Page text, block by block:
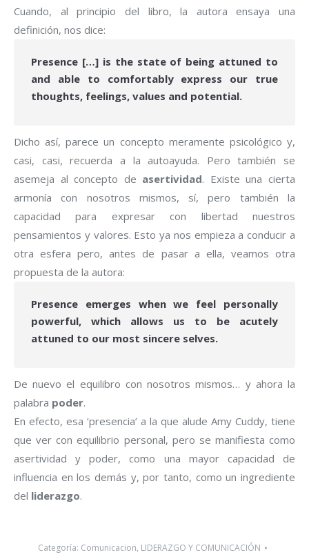
Cuando, al principio del libro, la autora ensaya una
definición, nos dice:
Presence […] is the state of being attuned to
and able to comfortably express our true
thoughts, feelings, values and potential.
Dicho así, parece un concepto meramente psicológico y,
casi, casi, recuerda a la autoayuda. Pero también se
asemeja al concepto de asertividad. Existe una cierta
armonía con nosotros mismos, sí, pero también la
capacidad para expresar con libertad nuestros
pensamientos y valores. Esto ya nos empieza a conducir a
otra esfera pero, antes de pasar a ella, veamos otra
propuesta de la autora:
Presence emerges when we feel personally
powerful, which allows us to be acutely
attuned to our most sincere selves.
De nuevo el equilibro con nosotros mismos… y ahora la
palabra poder.
En efecto, esa ‘presencia’ a la que alude Amy Cuddy, tiene
que ver con equilibrio personal, pero se manifiesta como
asertividad y poder, como una mayor capacidad de
influencia en los demás y, por tanto, como un ingrediente
del liderazgo.
Categoría: Comunicacion, LIDERAZGO Y COMUNICACIÓN